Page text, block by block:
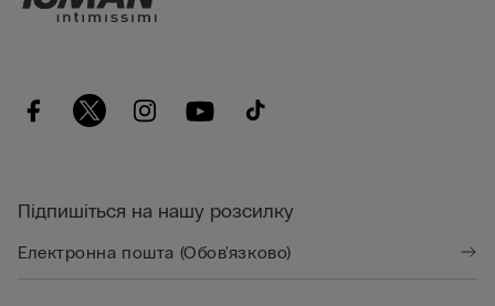
Підпишіться на нашу розсилку